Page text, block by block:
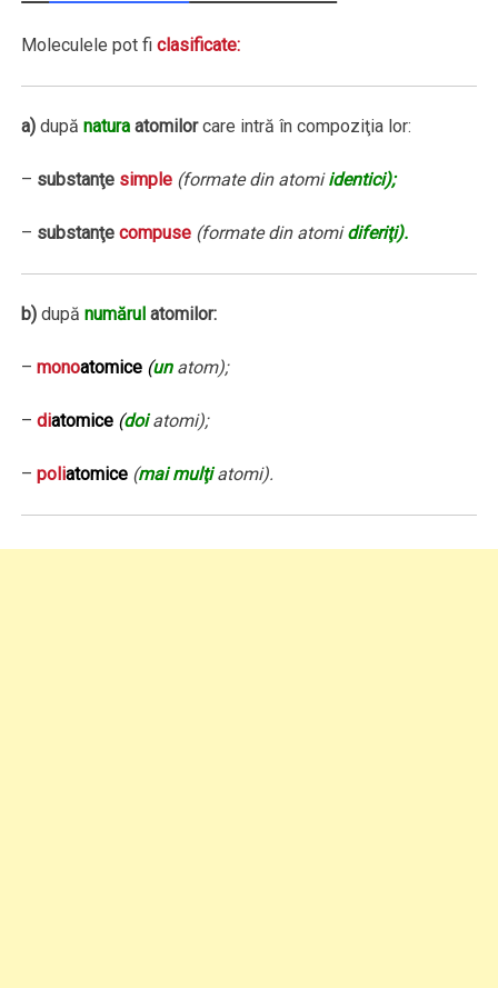
Moleculele pot ficlasificate:
a) dupănatura atomilorcare intră în compoziţia lor:
– substanţe simple (formate din atomiidentici);
– substanţecompuse (formate din atomidiferiţi).
b) dupănumărul atomilor:
–monoatomice (unatom);
–diatomice (doiatomi);
–poliatomice (mai mulţiatomi).